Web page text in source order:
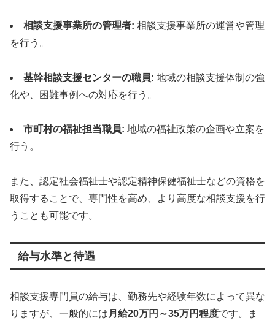
相談支援事業所の管理者: 相談支援事業所の運営や管理
を行う。
基幹相談支援センターの職員: 地域の相談支援体制の強
化や、困難事例への対応を行う。
市町村の福祉担当職員: 地域の福祉政策の企画や立案を
行う。
また、認定社会福祉士や認定精神保健福祉士などの資格を
取得することで、専門性を高め、より高度な相談支援を行
うことも可能です。
給与水準と待遇
相談支援専門員の給与は、勤務先や経験年数によって異な
りますが、一般的には 月給20万円～35万円程度です。ま